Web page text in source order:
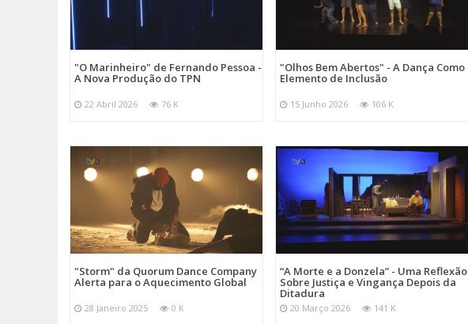
"O Marinheiro" de Fernando Pessoa -
A Nova Produção do TPN
22 Abril 2026 76 K
"Olhos Bem Abertos" - A Dança Como
Elemento de Inclusão
15 Junho 2026 106 K
"Storm" da Quorum Dance Company
Alerta para o Aquecimento Global
28 Janeiro 2025 0 K
“A Morte e a Donzela” - Uma Reflexão
Sobre Justiça e Vingança Depois da
Ditadura
20 Março 2026 141 K